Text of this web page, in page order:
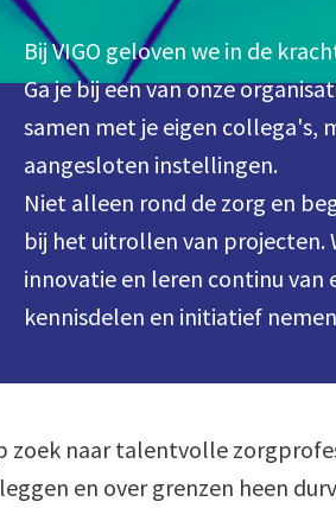
Bij VIGO geloven we in de
Ga je bij een van onze
samen met je eigen collega's,
aangesloten instellingen.
Niet alleen rond de zorg en
bij het uitrollen van projecten.
innovatie en leren continu van
kennisdelen en initiatief
zoek naar talentvolle
en over grenzen heen